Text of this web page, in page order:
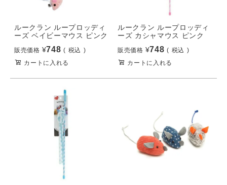
ルークラン ループロッディ
ーズ ベイビーマウス ピンク
販売価格 ¥748
税込
カートに入れる
ルークラン ループロッディ
ーズ カシャマウス ピンク
販売価格 ¥748
税込
カートに入れる